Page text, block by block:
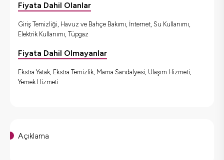
Fiyata Dahil Olanlar
Giriş Temizliği, Havuz ve Bahçe Bakımı, İnternet, Su Kullanımı,
Elektrik Kullanımı, Tüpgaz
Fiyata Dahil Olmayanlar
Ekstra Yatak, Ekstra Temizlik, Mama Sandalyesi, Ulaşım Hizmeti,
Yemek Hizmeti
Açıklama